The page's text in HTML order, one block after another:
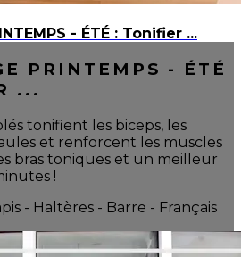
- ÉTÉ : Tonifier ...
PRINTEMPS - ÉTÉ
...
tonifient les biceps, les
et renforcent les muscles
bras toniques et un meilleur
!
- Haltères - Barre - Français